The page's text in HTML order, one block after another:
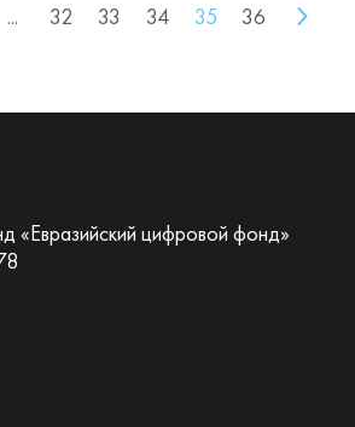
... 32 33 34 35 36
«Евразийский цифровой фонд»